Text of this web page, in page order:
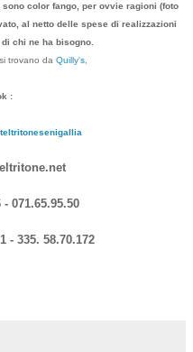
color fango, per ovvie ragioni (foto
al netto delle spese di realizzazioni
chi ne ha bisogno.
trovano da Quilly's,
:
- 071.65.95.50
- 335. 58.70.172